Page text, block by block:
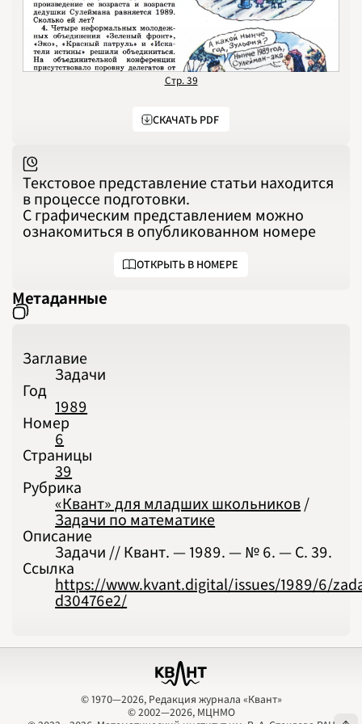
1996
1997
1998
1999
2000
2001
2002
2003
2004
2006
2007
2013
2014
2015
2016
2017
2018
2019
2021
© 1970—2026, Редакция журнала «Квант»
© 2002—2026, МЦНМО
Стр. 39
СКАЧАТЬ PDF
Текстовое представление статьи находится
в процессе подготовки.
С графическим представлением можно
ознакомиться в опубликованном номере
ОТКРЫТЬ В НОМЕРЕ
Метаданные
Заглавие
Задачи
Год
1989
Номер
6
Страницы
39
Рубрика
«Квант» для младших школьников/
Задачи по математике
Описание
Задачи // Квант. — 1989. — № 6. — С. 39.
Ссылка
https://www.kvant.digital/issues/1989/6/
d30476e2/
© 1970—2026, Редакция журнала «Квант»
© 2002—2026, МЦНМО